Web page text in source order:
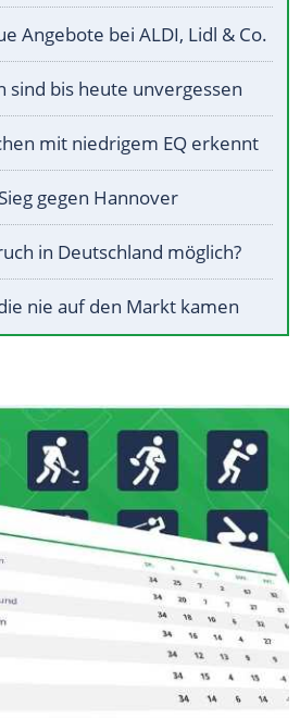
Angebote bei ALDI, Lidl & Co.
sind bis heute unvergessen
mit niedrigem EQ erkennt
gegen Hannover
in Deutschland möglich?
nie auf den Markt kamen